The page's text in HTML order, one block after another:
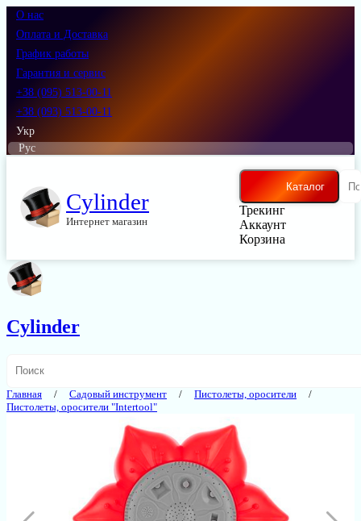
О нас
Оплата и Доставка
График работы
Гарантия и сервис
+38 (095) 513-00-11
+38 (093) 513-00-11
Укр
Рус
Cylinder
Интернет магазин
Каталог
Трекинг
Аккаунт
Корзина
Cylinder
Главная Садовый инструмент
Пистолеты, оросители
Пистолеты, оросители "Intertool"